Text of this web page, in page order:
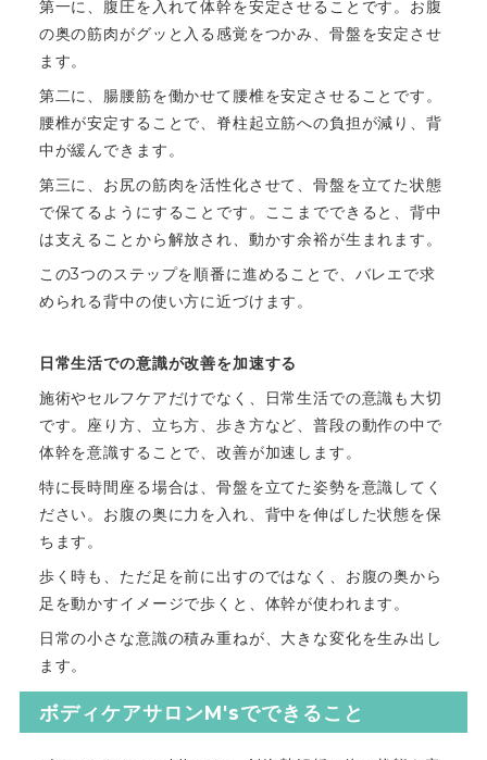
第一に、腹圧を入れて体幹を安定させることです。お腹
の奥の筋肉がグッと入る感覚をつかみ、骨盤を安定させ
ます。
第二に、腸腰筋を働かせて腰椎を安定させることです。
腰椎が安定することで、脊柱起立筋への負担が減り、背
中が緩んできます。
第三に、お尻の筋肉を活性化させて、骨盤を立てた状態
で保てるようにすることです。ここまでできると、背中
は支えることから解放され、動かす余裕が生まれます。
この3つのステップを順番に進めることで、バレエで求
められる背中の使い方に近づけます。
日常生活での意識が改善を加速する
施術やセルフケアだけでなく、日常生活での意識も大切
です。座り方、立ち方、歩き方など、普段の動作の中で
体幹を意識することで、改善が加速します。
特に長時間座る場合は、骨盤を立てた姿勢を意識してく
ださい。お腹の奥に力を入れ、背中を伸ばした状態を保
ちます。
歩く時も、ただ足を前に出すのではなく、お腹の奥から
足を動かすイメージで歩くと、体幹が使われます。
日常の小さな意識の積み重ねが、大きな変化を生み出し
ます。
ボディケアサロンM'sでできること